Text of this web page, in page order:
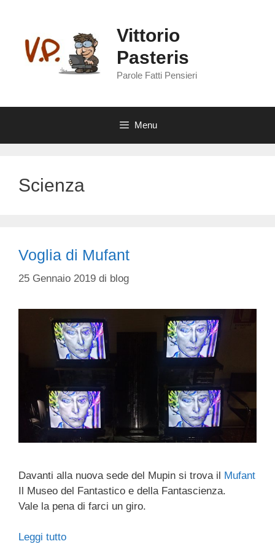
contenuto
Vittorio
Pasteris
Parole Fatti Pensieri
Menu
Scienza
Voglia di Mufant
25 Gennaio 2019 di blog
Davanti alla nuova sede del Mupin si trova il Mufant
Il Museo del Fantastico e della Fantascienza.
Vale la pena di farci un giro.
Leggi tutto